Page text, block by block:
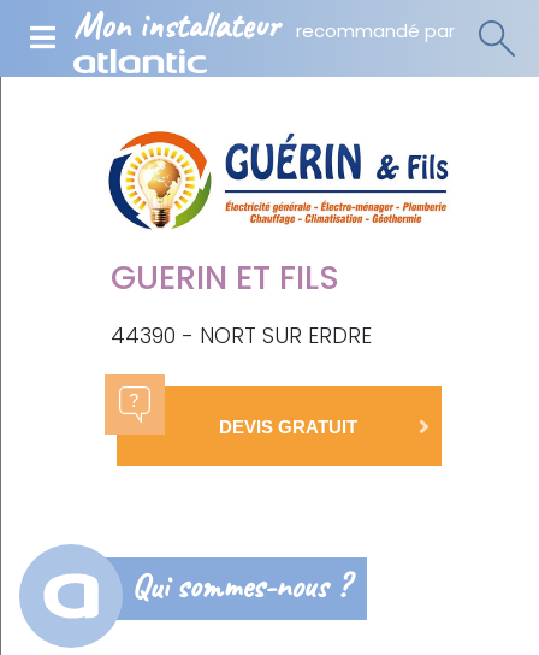
Mon installateur recommandé par
GUERIN ET FILS
44390 - NORT SUR ERDRE
DEVIS GRATUIT
Qui sommes-nous ?